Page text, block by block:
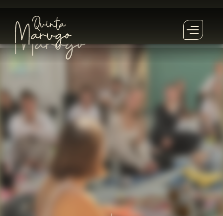
Este
Inscrever-se na lista de espera
Retiro
sáb.2março2024 9março2024